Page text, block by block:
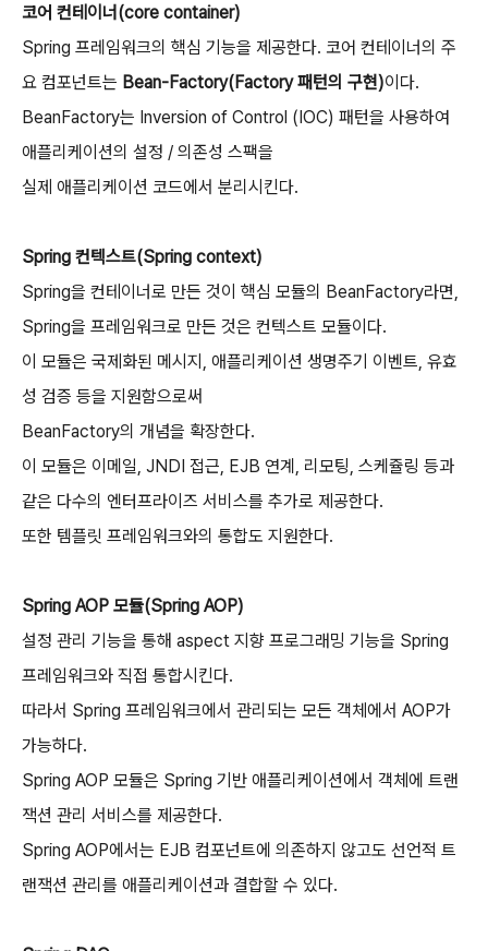
코어 컨테이너(core container)
Spring 프레임워크의 핵심 기능을 제공한다. 코어 컨테이너의 주
요 컴포넌트는 Bean-Factory(Factory 패턴의 구현)이다.
BeanFactory는 Inversion of Control (IOC) 패턴을 사용하여
애플리케이션의 설정 / 의존성 스팩을
실제 애플리케이션 코드에서 분리시킨다.
Spring 컨텍스트(Spring context)
Spring을 컨테이너로 만든 것이 핵심 모듈의 BeanFactory라면,
Spring을 프레임워크로 만든 것은 컨텍스트 모듈이다.
이 모듈은 국제화된 메시지, 애플리케이션 생명주기 이벤트, 유효
성 검증 등을 지원함으로써
BeanFactory의 개념을 확장한다.
이 모듈은 이메일, JNDI 접근, EJB 연계, 리모팅, 스케쥴링 등과
같은 다수의 엔터프라이즈 서비스를 추가로 제공한다.
또한 템플릿 프레임워크와의 통합도 지원한다.
Spring AOP 모듈(Spring AOP)
설정 관리 기능을 통해 aspect 지향 프로그래밍 기능을 Spring
프레임워크와 직접 통합시킨다.
따라서 Spring 프레임워크에서 관리되는 모든 객체에서 AOP가
가능하다.
Spring AOP 모듈은 Spring 기반 애플리케이션에서 객체에 트랜
잭션 관리 서비스를 제공한다.
Spring AOP에서는 EJB 컴포넌트에 의존하지 않고도 선언적 트
랜잭션 관리를 애플리케이션과 결합할 수 있다.